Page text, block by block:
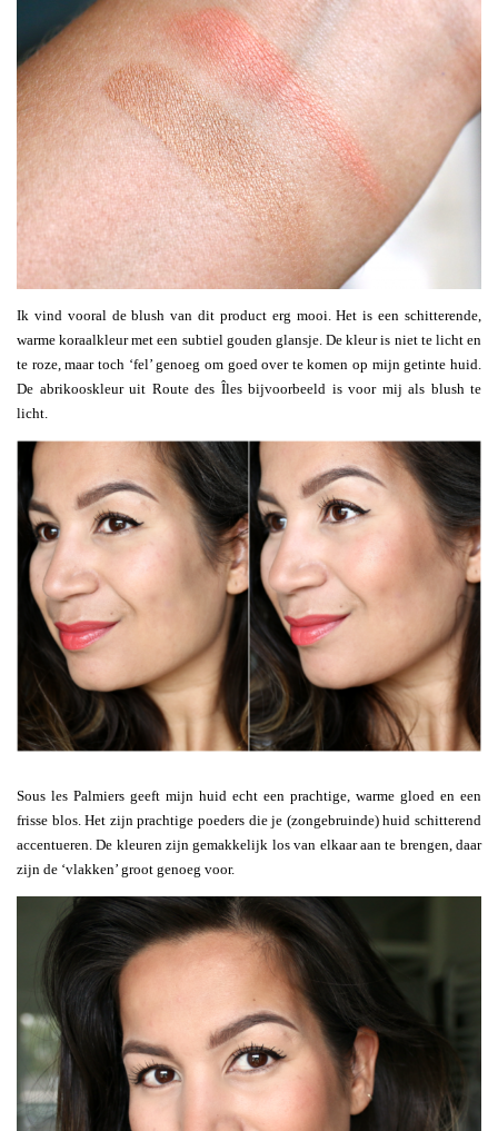
Ik vind vooral de blush van dit product erg mooi. Het is een schitterende,
warme koraalkleur met een subtiel gouden glansje. De kleur is niet te licht en
te roze, maar toch ‘fel’ genoeg om goed over te komen op mijn getinte huid.
De abrikooskleur uit Route des Îles bijvoorbeeld is voor mij als blush te
licht.
Sous les Palmiers geeft mijn huid echt een prachtige, warme gloed en een
frisse blos. Het zijn prachtige poeders die je (zongebruinde) huid schitterend
accentueren. De kleuren zijn gemakkelijk los van elkaar aan te brengen, daar
zijn de ‘vlakken’ groot genoeg voor.